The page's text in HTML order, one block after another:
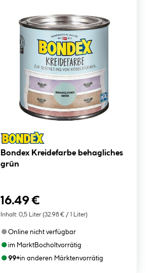
Bondex Kreidefarbe behagliches
grün
16.49 €
Inhalt: 0,5 Liter (32.98 € / 1 Liter)
●Online nicht verfügbar
●im MarktBocholtvorrätig
●99+in anderen Märktenvorrätig